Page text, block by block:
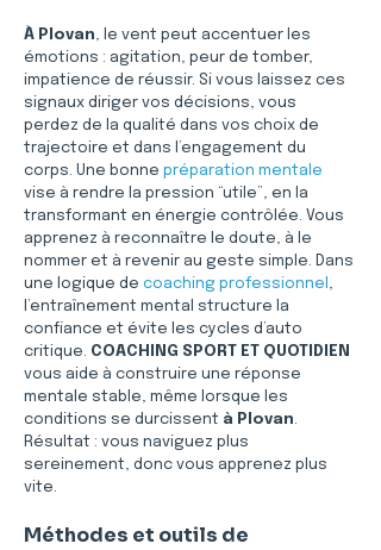
À Plovan, le vent peut accentuer les
émotions : agitation, peur de tomber,
impatience de réussir. Si vous laissez ces
signaux diriger vos décisions, vous
perdez de la qualité dans vos choix de
trajectoire et dans l’engagement du
corps. Une bonne préparation mentale
vise à rendre la pression “utile”, en la
transformant en énergie contrôlée. Vous
apprenez à reconnaître le doute, à le
nommer et à revenir au geste simple. Dans
une logique de coaching professionnel ,
l’entraînement mental structure la
confiance et évite les cycles d’auto
critique. COACHING SPORT ET QUOTIDIEN
vous aide à construire une réponse
mentale stable, même lorsque les
conditions se durcissent à Plovan.
Résultat : vous naviguez plus
sereinement, donc vous apprenez plus
vite.
Méthodes et outils de